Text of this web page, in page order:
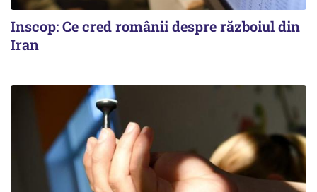
Inscop: Ce cred românii despre războiul din
Iran